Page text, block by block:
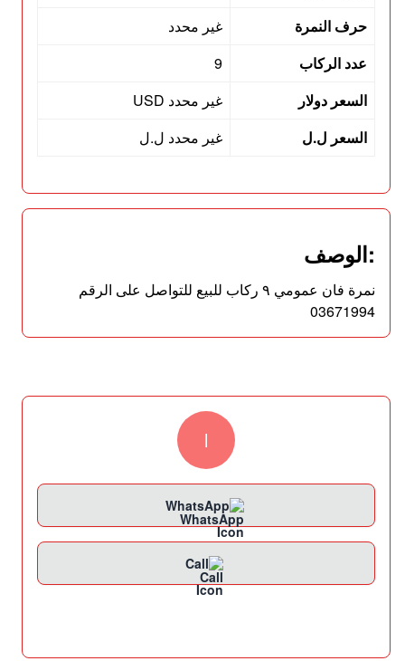
حرف النمرة
غير محدد
عدد الركاب
9
السعر دولار
غير محدد USD
السعر ل.ل
غير محدد ل.ل
:الوصف
نمرة فان عمومي ٩ ركاب للبيع للتواصل على الرقم
03671994
l
WhatsApp
Call